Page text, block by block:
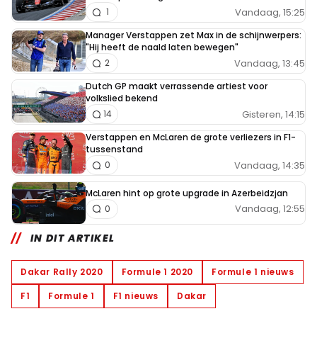
Vandaag, 15:25
1
Manager Verstappen zet Max in de schijnwerpers:
"Hij heeft de naald laten bewegen"
Vandaag, 13:45
2
Dutch GP maakt verrassende artiest voor
volkslied bekend
Gisteren, 14:15
14
Verstappen en McLaren de grote verliezers in F1-
tussenstand
Vandaag, 14:35
0
McLaren hint op grote upgrade in Azerbeidzjan
Vandaag, 12:55
0
IN DIT ARTIKEL
Dakar Rally 2020 Formule 1 2020
Formule 1 nieuws
F1
Formule 1 F1 nieuws Dakar